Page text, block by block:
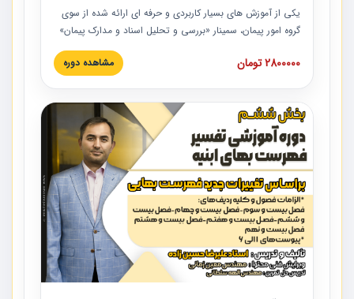
یکی از آموزش‏‏‏‏‏‏ های بسیار کاربردی و حرفه‏ ای ارائه شده از سوی
گروه امور پیمان، سمینار «بررسی و تحلیل اسناد و مدارک پیمان»
است که در دانشگاه صنعتی شریف ارائه شد. در این آموزش
نکات کلیدی مربوط به اسناد و مدارک پیمان، اولویت بندی اسناد
پیمان به همراه تجربیات عملی در این خصوص ارائه شده است.
2800000 تومان مشاهده دوره